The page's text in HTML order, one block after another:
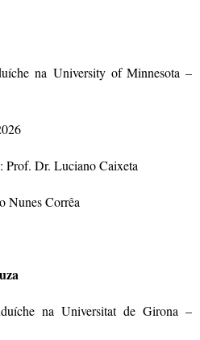
na University of Minnesota –
Prof. Dr. Luciano Caixeta
Nunes Corrêa
na Universitat de Girona –